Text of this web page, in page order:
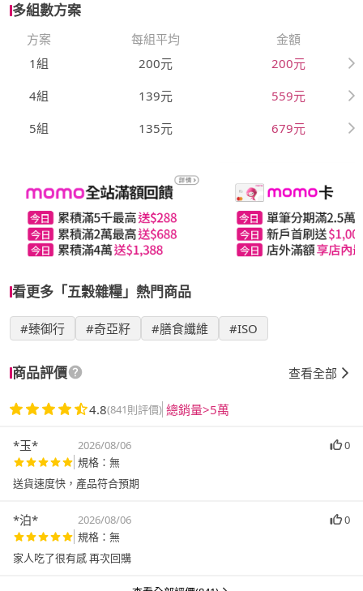
多組數方案
方案 每組平均
金額
1組
200元
200元
4組
139元
559元
5組
135元 679元
看更多「五穀雜糧」熱門商品
#臻御行 #奇亞籽 #膳食纖維 #ISO
商品評價 查看全部
4.8(841則評價) 總銷量>5萬
*玉* 2026/08/06
0
規格：無
送貨速度快，產品符合預期
*泊* 2026/08/06
0
規格：無
家人吃了很有感 再次回購